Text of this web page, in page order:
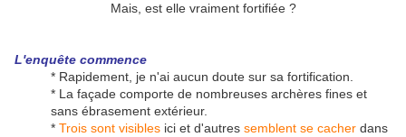
Mais, est elle vraiment fortifiée ?
L'enquête commence
* Rapidement, je n'ai aucun doute sur sa fortification.
* La façade comporte de nombreuses archères fines et
sans ébrasement extérieur.
* Trois sont visibles ici et d'autres semblent se cacher dans